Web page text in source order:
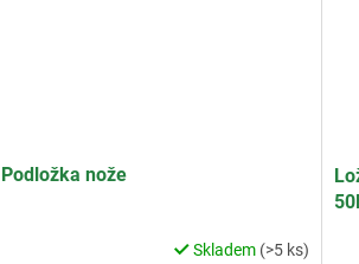
Podložka nože
Skladem (>5 ks)